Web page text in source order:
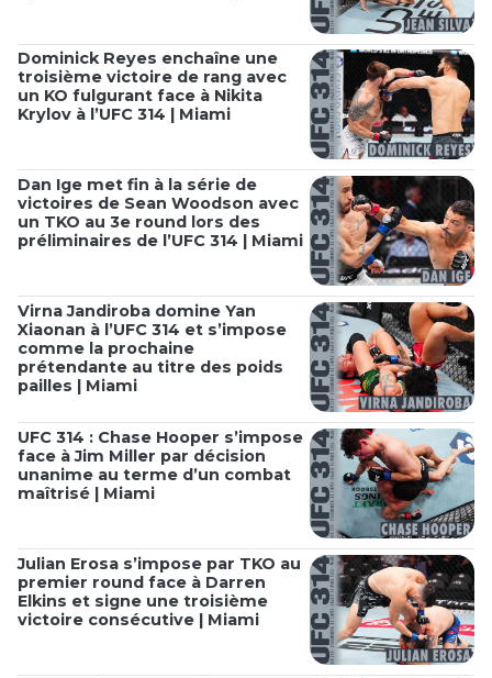
Dominick Reyes enchaîne une
troisième victoire de rang avec
un KO fulgurant face à Nikita
Krylov à l’UFC 314 | Miami
Dan Ige met fin à la série de
victoires de Sean Woodson avec
un TKO au 3e round lors des
préliminaires de l’UFC 314 | Miami
Virna Jandiroba domine Yan
Xiaonan à l’UFC 314 et s’impose
comme la prochaine
prétendante au titre des poids
pailles | Miami
UFC 314 : Chase Hooper s’impose
face à Jim Miller par décision
unanime au terme d’un combat
maîtrisé | Miami
Julian Erosa s’impose par TKO au
premier round face à Darren
Elkins et signe une troisième
victoire consécutive | Miami